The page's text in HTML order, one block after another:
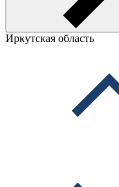
Иркутская область